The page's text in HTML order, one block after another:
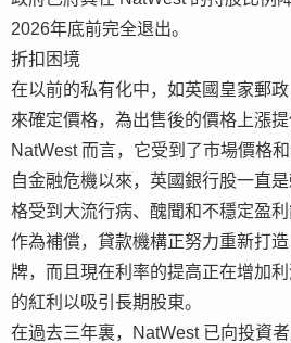
2026年底前完全退出。
折扣困境
在以前的私有化中，如英國皇家郵
來確定價格，為出售後的價格上漲
NatWest 而言，它受到了市場價格
自金融危機以來，英國銀行股一直
格受到大流行病、醜聞和不穩定盈利
作為補償，貸款機構正努力重新打
牌，而且現在利率的提高正在增加
的紅利以吸引長期股東。
在過去三年裏，NatWest 已向投資